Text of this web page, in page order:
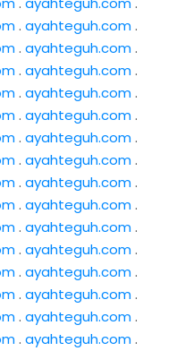
. ayahteguh.com.
. ayahteguh.com.
. ayahteguh.com.
. ayahteguh.com.
. ayahteguh.com.
. ayahteguh.com.
. ayahteguh.com.
. ayahteguh.com.
. ayahteguh.com.
. ayahteguh.com.
. ayahteguh.com.
. ayahteguh.com.
. ayahteguh.com.
. ayahteguh.com.
. ayahteguh.com.